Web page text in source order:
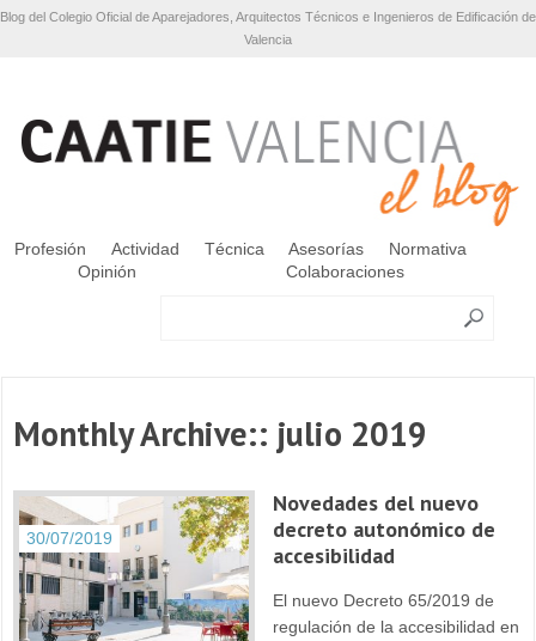
Blog del Colegio Oficial de Aparejadores, Arquitectos Técnicos e Ingenieros de Edificación de
Valencia
Profesión Actividad Técnica Asesorías
Normativa
Opinión
Colaboraciones
Monthly Archive:: julio 2019
30/07/2019
Novedades del nuevo
decreto autonómico de
accesibilidad
El nuevo Decreto 65/2019 de
regulación de la accesibilidad en